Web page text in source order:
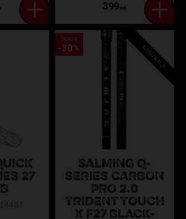
399 KR
27
SALMING Q-
SERIES CARBON
PRO 2.0
TRIDENT TOUCH
X F27 BLACK-
Spara
30 % KAMPANJ!